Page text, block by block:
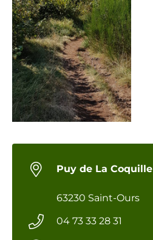
Puy de La Coquille
63230 Saint-Ours
04 73 33 28 31